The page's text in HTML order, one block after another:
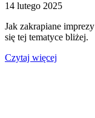
14 lutego 2025
Jak zakrapiane
się tej tematyce bliżej.
Czytaj więcej